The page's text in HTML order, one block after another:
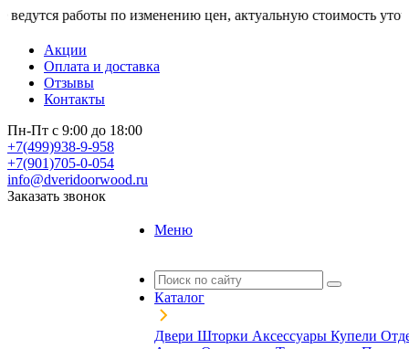
работы по изменению цен, актуальную стоимость уточняйте
Акции
Оплата и доставка
Отзывы
Контакты
Пн-Пт с 9:00 до 18:00
+7(499)938-9-958
+7(901)705-0-054
info@dveridoorwood.ru
Заказать звонок
Меню
Каталог
Двери Шторки Аксессуары Купели